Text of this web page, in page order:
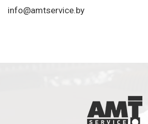
info@amtservice.by